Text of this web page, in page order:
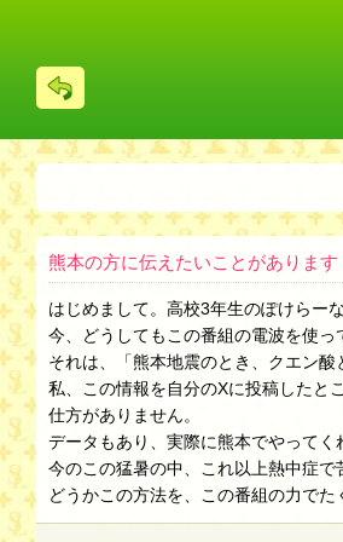
る
熊本の方に伝えたいことがあります
はじめまして。高校3年生のぽけらーな
今、どうしてもこの番組の電波を使っ
それは、「熊本地震のとき、クエン
私、この情報を自分のXに投稿したと
仕方がありません。
データもあり、実際に熊本でやってく
今のこの猛暑の中、これ以上熱中症で
どうかこの方法を、この番組の力で